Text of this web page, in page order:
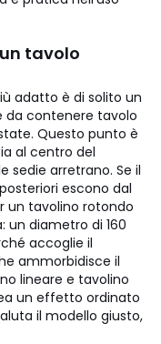
tavolo
adatto è di solito un
da contenere tavolo
Questo punto è
al centro del
sedie arretrano. Se il
escono dal
un tavolino rotondo
un diametro di 160
accoglie il
ammorbidisce il
lineare e tavolino
un effetto ordinato
il modello giusto,